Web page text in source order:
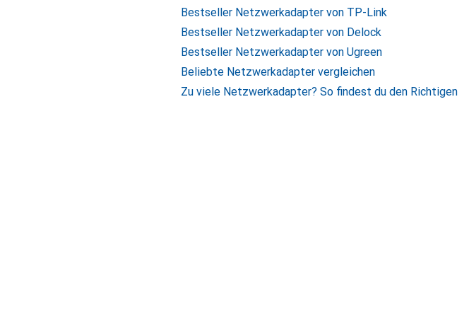
Bestseller Netzwerkadapter von TP-Link
Bestseller Netzwerkadapter von Delock
Bestseller Netzwerkadapter von Ugreen
Beliebte Netzwerkadapter vergleichen
Zu viele Netzwerkadapter? So findest du den Richtigen